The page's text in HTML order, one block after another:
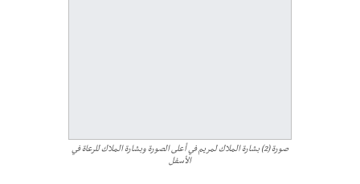
صورة (2) بشارة الملاك لمريم في أعلى الصورة وبشارة الملاك للرعاة في
الأسفل